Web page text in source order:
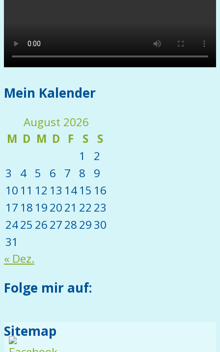
Mein Kalender
August 2026
M D M D F S
S
1
2
3
4 5 6 7 8
9
10 11 12 13 1415 16
17 18 192021 22 23
2425 2627282930
31
« Dez.
Folge mir auf:
Sitemap